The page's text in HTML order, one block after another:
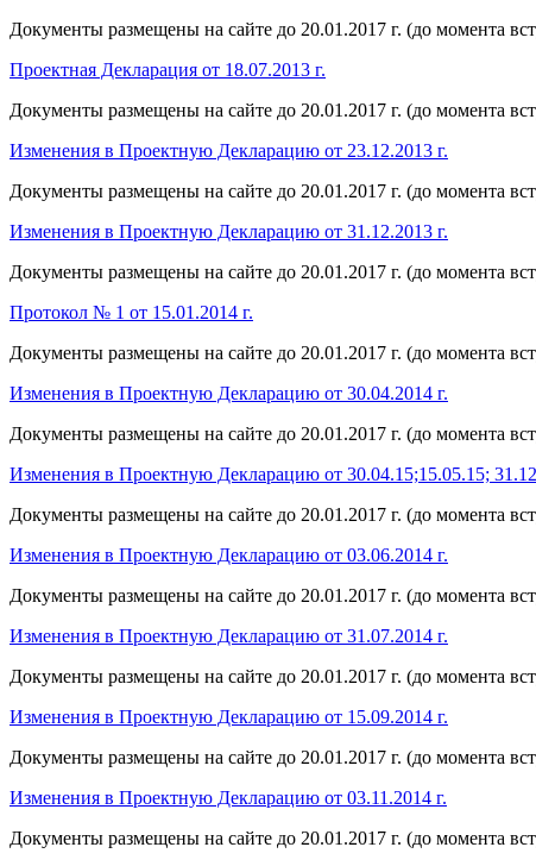
Документы размещены на сайте до 20.01.2017 г. (до момента
Проектная Декларация от 18.07.2013 г.
Документы размещены на сайте до 20.01.2017 г. (до момента
Изменения в Проектную Декларацию от 23.12.2013 г.
Документы размещены на сайте до 20.01.2017 г. (до момента
Изменения в Проектную Декларацию от 31.12.2013 г.
Документы размещены на сайте до 20.01.2017 г. (до момента
Протокол № 1 от 15.01.2014 г.
Документы размещены на сайте до 20.01.2017 г. (до момента
Изменения в Проектную Декларацию от 30.04.2014 г.
Документы размещены на сайте до 20.01.2017 г. (до момента
Изменения в Проектную Декларацию от 30.04.15;15.05.15;
Документы размещены на сайте до 20.01.2017 г. (до момента
Изменения в Проектную Декларацию от 03.06.2014 г.
Документы размещены на сайте до 20.01.2017 г. (до момента
Изменения в Проектную Декларацию от 31.07.2014 г.
Документы размещены на сайте до 20.01.2017 г. (до момента
Изменения в Проектную Декларацию от 15.09.2014 г.
Документы размещены на сайте до 20.01.2017 г. (до момента
Изменения в Проектную Декларацию от 03.11.2014 г.
Документы размещены на сайте до 20.01.2017 г. (до момента